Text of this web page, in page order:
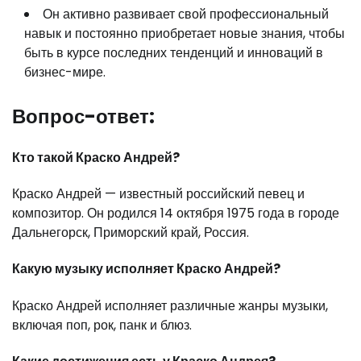
Он активно развивает свой профессиональный
навык и постоянно приобретает новые знания, чтобы
быть в курсе последних тенденций и инноваций в
бизнес-мире.
Вопрос-ответ:
Кто такой Краско Андрей?
Краско Андрей — известный российский певец и
композитор. Он родился 14 октября 1975 года в городе
Дальнегорск, Приморский край, Россия.
Какую музыку исполняет Краско Андрей?
Краско Андрей исполняет различные жанры музыки,
включая поп, рок, панк и блюз.